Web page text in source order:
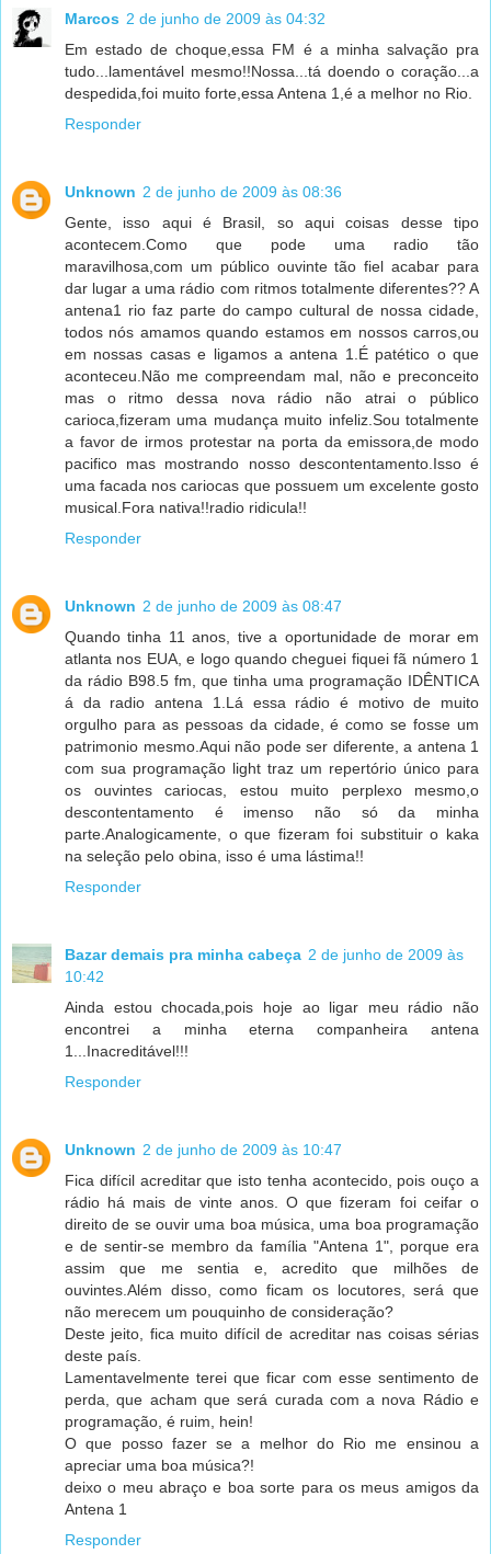
Marcos 2 de junho de 2009 às 04:32
Em estado de choque,essa FM é a minha salvação pra
tudo...lamentável mesmo!!Nossa...tá doendo o coração...a
despedida,foi muito forte,essa Antena 1,é a melhor no Rio.
Responder
Unknown 2 de junho de 2009 às 08:36
Gente, isso aqui é Brasil, so aqui coisas desse tipo
acontecem.Como que pode uma radio tão
maravilhosa,com um público ouvinte tão fiel acabar para
dar lugar a uma rádio com ritmos totalmente diferentes?? A
antena1 rio faz parte do campo cultural de nossa cidade,
todos nós amamos quando estamos em nossos carros,ou
em nossas casas e ligamos a antena 1.É patético o que
aconteceu.Não me compreendam mal, não e preconceito
mas o ritmo dessa nova rádio não atrai o público
carioca,fizeram uma mudança muito infeliz.Sou totalmente
a favor de irmos protestar na porta da emissora,de modo
pacifico mas mostrando nosso descontentamento.Isso é
uma facada nos cariocas que possuem um excelente gosto
musical.Fora nativa!!radio ridicula!!
Responder
Unknown 2 de junho de 2009 às 08:47
Quando tinha 11 anos, tive a oportunidade de morar em
atlanta nos EUA, e logo quando cheguei fiquei fã número 1
da rádio B98.5 fm, que tinha uma programação IDÊNTICA
á da radio antena 1.Lá essa rádio é motivo de muito
orgulho para as pessoas da cidade, é como se fosse um
patrimonio mesmo.Aqui não pode ser diferente, a antena 1
com sua programação light traz um repertório único para
os ouvintes cariocas, estou muito perplexo mesmo,o
descontentamento é imenso não só da minha
parte.Analogicamente, o que fizeram foi substituir o kaka
na seleção pelo obina, isso é uma lástima!!
Responder
Bazar demais pra minha cabeça 2 de junho de 2009 às
10:42
Ainda estou chocada,pois hoje ao ligar meu rádio não
encontrei a minha eterna companheira antena
1...Inacreditável!!!
Responder
Unknown 2 de junho de 2009 às 10:47
Fica difícil acreditar que isto tenha acontecido, pois ouço a
rádio há mais de vinte anos. O que fizeram foi ceifar o
direito de se ouvir uma boa música, uma boa programação
e de sentir-se membro da família "Antena 1", porque era
assim que me sentia e, acredito que milhões de
ouvintes.Além disso, como ficam os locutores, será que
não merecem um pouquinho de consideração?
Deste jeito, fica muito difícil de acreditar nas coisas sérias
deste país.
Lamentavelmente terei que ficar com esse sentimento de
perda, que acham que será curada com a nova Rádio e
programação, é ruim, hein!
O que posso fazer se a melhor do Rio me ensinou a
apreciar uma boa música?!
deixo o meu abraço e boa sorte para os meus amigos da
Antena 1
Responder